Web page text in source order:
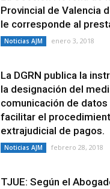
Provincial de Valencia
le corresponde al
Noticias AJM enero 3, 2018
La DGRN publica la
la designación del
comunicación de
facilitar el
extrajudicial de pagos.
Noticias AJM febrero 28, 2018
TJUE: Según el